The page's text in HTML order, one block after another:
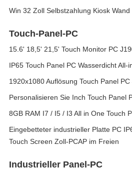
Win 32 Zoll Selbstzahlung Kiosk
Touch-Panel-PC
15.6' 18,5' 21,5' Touch Monitor PC
IP65 Touch Panel PC Wasserdicht All-
1920x1080 Auflösung Touch Panel PC
Personalisieren Sie Inch Touch Panel
8GB RAM I7 / I5 / I3 All in One Touch
Eingebetteter industrieller Platte PC
Touch Screen Zoll-PCAP im Freien
Industrieller Panel-PC